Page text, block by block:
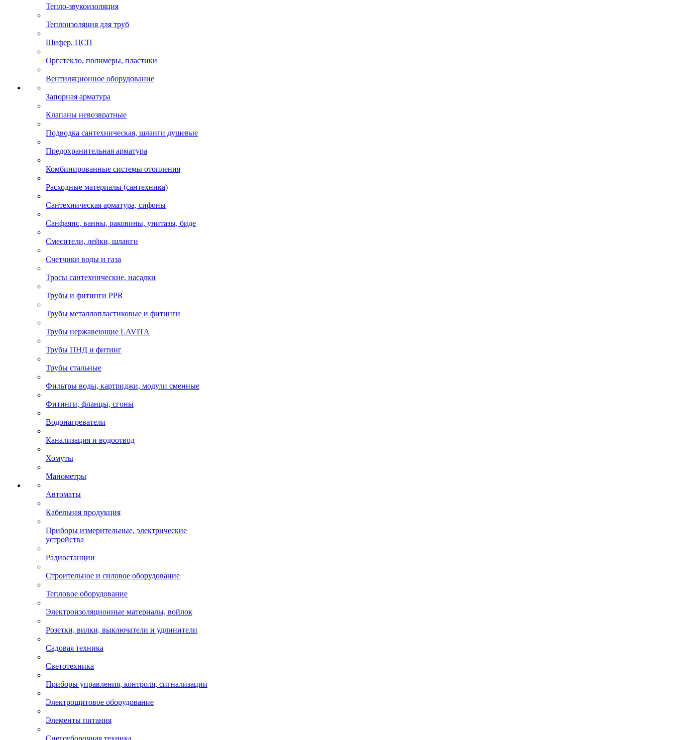
Тепло-звукоизоляция
Теплоизоляция для труб
Шифер, ЦСП
Оргстекло, полимеры, пластики
Вентиляционное оборудование
Запорная арматура
Клапаны невозвратные
Подводка сантехническая, шланги душевые
Предохранительная арматура
Комбинированные системы отопления
Расходные материалы (сантехника)
Сантехническая арматура, сифоны
Санфаянс, ванны, раковины, унитазы, биде
Смесители, лейки, шланги
Счетчики воды и газа
Тросы сантехнические, насадки
Трубы и фитинги PPR
Трубы металлопластиковые и фитинги
Трубы нержавеющие LAVITA
Трубы ПНД и фитинг
Трубы стальные
Фильтры воды, картриджи, модули сменные
Фитинги, фланцы, сгоны
Водонагреватели
Канализация и водоотвод
Хомуты
Манометры
Автоматы
Кабельная продукция
Приборы измерительные, электрические
устройства
Радиостанции
Строительное и силовое оборудование
Тепловое оборудование
Электроизоляционные материалы, войлок
Розетки, вилки, выключатели и удлинители
Садовая техника
Светотехника
Приборы управления, контроля, сигнализации
Электрощитовое оборудование
Элементы питания
Снегоуборочная техника